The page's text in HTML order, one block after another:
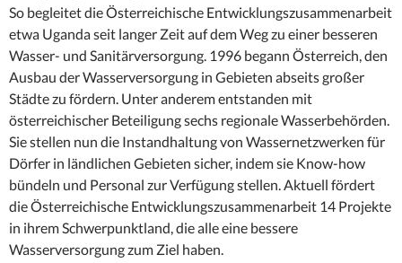
So begleitet die Österreichische Entwicklungszusammenarbeit
etwa Uganda seit langer Zeit auf dem Weg zu einer besseren
Wasser- und Sanitärversorgung. 1996 begann Österreich, den
Ausbau der Wasserversorgung in Gebieten abseits großer
Städte zu fördern. Unter anderem entstanden mit
österreichischer Beteiligung sechs regionale Wasserbehörden.
Sie stellen nun die Instandhaltung von Wassernetzwerken für
Dörfer in ländlichen Gebieten sicher, indem sie Know-how
bündeln und Personal zur Verfügung stellen. Aktuell fördert
die Österreichische Entwicklungszusammenarbeit 14 Projekte
in ihrem Schwerpunktland, die alle eine bessere
Wasserversorgung zum Ziel haben.